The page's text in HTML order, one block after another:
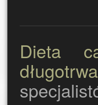
Dieta